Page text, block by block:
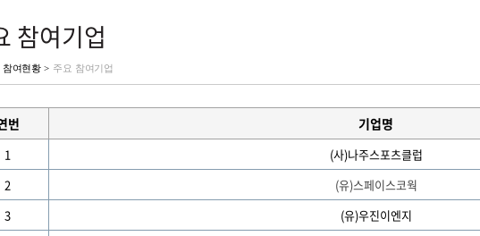
참여기업
참여현황 > 주요 참여기업
번 기업명
1
(사)나주스포츠클럽
2
(유)스페이스코웍
3
(유)우진이엔지